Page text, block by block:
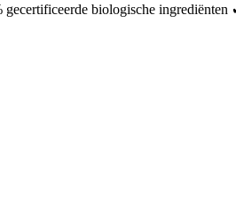
biologische